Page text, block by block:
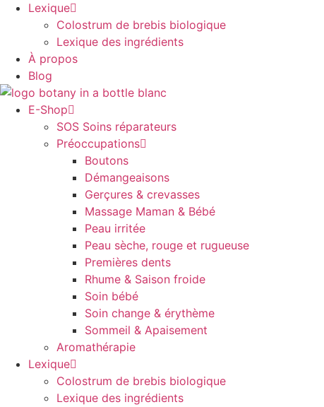
Lexique
Colostrum de brebis biologique
Lexique des ingrédients
À propos
Blog
E-Shop
SOS Soins réparateurs
Préoccupations
Boutons
Démangeaisons
Gerçures & crevasses
Massage Maman & Bébé
Peau irritée
Peau sèche, rouge et rugueuse
Premières dents
Rhume & Saison froide
Soin bébé
Soin change & érythème
Sommeil & Apaisement
Aromathérapie
Lexique
Colostrum de brebis biologique
Lexique des ingrédients